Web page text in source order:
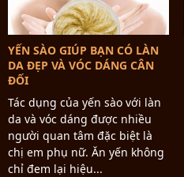
YẾN SÀO GIÚP BẠN CÓ LÀN
DA ĐẸP VÀ VÓC DÁNG CÂN
ĐỐI
Tác dụng của yến sào với làn
da và vóc dáng được nhiều
người quan tâm đặc biệt là
chị em phụ nữ. Ăn yến không
chỉ đem lại hiệu...